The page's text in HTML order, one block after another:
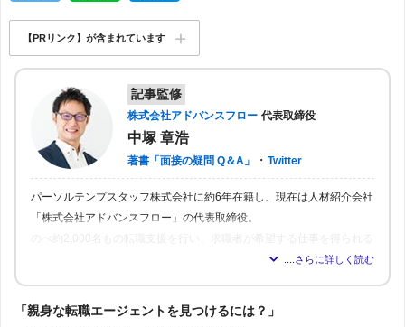
【PRリンク】が含まれています
記事監修
株式会社アドバンスフロー 代表取締役
中塚 章浩
著書「面接の疑問 Q＆A」 ・ Twitter
パーソルテンプスタッフ株式会社に約6年在籍し、現在は人材紹介会社
「株式会社アドバンスフロー」の代表取締役。
よう尽力。人材業界16年の経験から「転職はしっかりとした情報が得
「親身な転職エージェントを見つけるには？」